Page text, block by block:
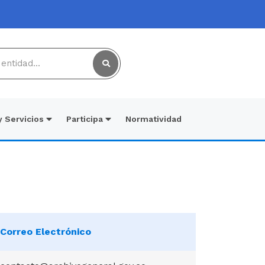
Servicios Participa Normatividad
Correo Electrónico